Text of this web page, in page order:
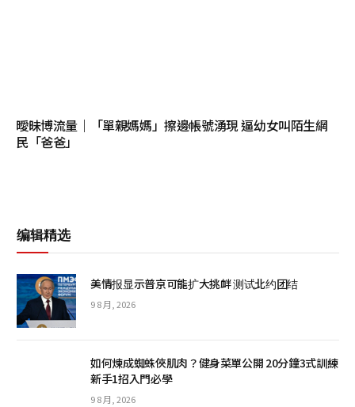
曖昧博流量｜「單親媽媽」擦邊帳號湧現 逼幼女叫陌生網
民「爸爸」
编辑精选
美情报显示普京可能扩大挑衅 测试北约团结
9 8 月, 2026
如何煉成蜘蛛俠肌肉？健身菜單公開 20分鐘3式訓練
新手1招入門必學
9 8 月, 2026